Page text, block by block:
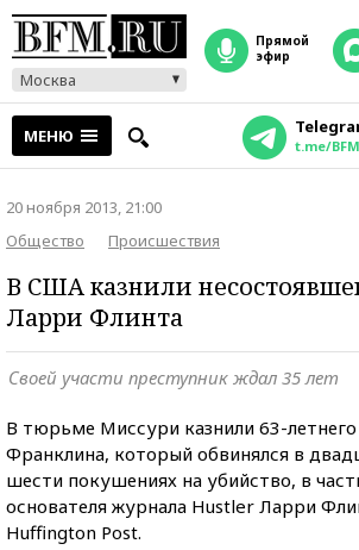
Москва
прямой
эфир
МЕНЮ t.me/
20 ноября 2013, 21:00
Общество
Происшествия
В США казнили
Ларри Флинта
Своей участи преступник ждал 35 лет
В тюрьме Миссури казнили 63-
Франклина, который обвинялся в
шести покушениях на убийство, в
основателя журнала Hustler Ларри
Huffington Post.